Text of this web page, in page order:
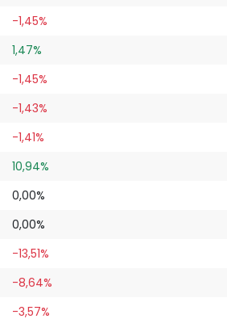
-1,45%
1,47%
-1,45%
-1,43%
-1,41%
10,94%
0,00%
0,00%
-13,51%
-8,64%
-3,57%